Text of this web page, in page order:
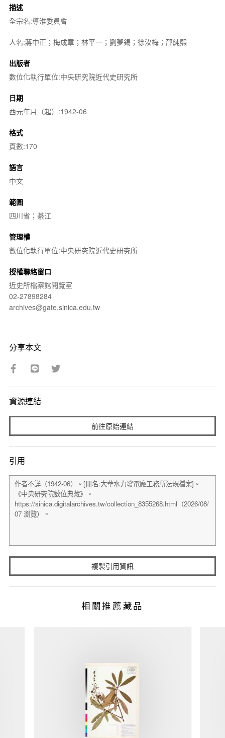
描述
全宗名:導淮委員會
人名:蔣中正；梅成章；林平一；劉夢錫；徐汝梅；邵純熙
出版者
數位化執行單位:中央研究院近代史研究所
日期
西元年月（起）:1942-06
格式
頁數:170
語言
中文
範圍
四川省；綦江
管理權
數位化執行單位:中央研究院近代史研究所
授權聯絡窗口
近史所檔案館閱覽室
02-27898284
archives@gate.sinica.edu.tw
分享本文
資源連結
前往原始連結
引用
複製引用資訊
相關推薦藏品